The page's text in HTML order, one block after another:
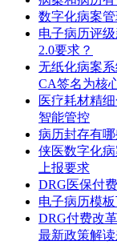
数字化病案
电子病历评
2.0要求？
无纸化病案
CA签名为核
医疗耗材精
智能管控
病历封存有哪
侠医数字化
上报要求
DRG医保付
电子病历模
DRG付费改
最新政策解读